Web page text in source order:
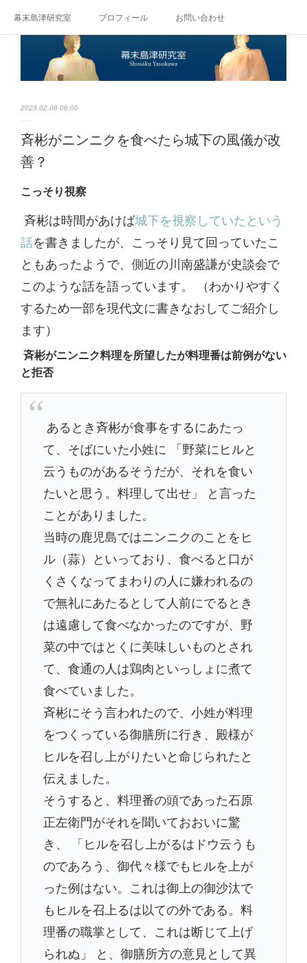
幕末島津研究室 プロフィール お問い合わせ
2023.02.08 06:00
斉彬がニンニクを食べたら城下の風儀が改
善？
こっそり視察
斉彬は時間があけば城下を視察していたという
話を書きましたが、こっそり見て回っていたこ
ともあったようで、側近の川南盛謙が史談会で
このような話を語っています。 （わかりやすく
するため一部を現代文に書きなおしてご紹介し
ます）
斉彬がニンニク料理を所望したが料理番は前例がない
と拒否
あるとき斉彬が食事をするにあたっ
て、そばにいた小姓に 「野菜にヒルと
云うものがあるそうだが、それを食い
たいと思う。料理して出せ」 と言った
ことがありました。
当時の鹿児島ではニンニクのことをヒ
ル（蒜）といっており、食べると口が
くさくなってまわりの人に嫌われるの
で無礼にあたるとして人前にでるとき
は遠慮して食べなかったのですが、野
菜の中ではとくに美味しいものとされ
て、食通の人は鶏肉といっしょに煮て
食べていました。
斉彬にそう言われたので、小姓が料理
をつくっている御膳所に行き、殿様が
ヒルを召し上がりたいと命じられたと
伝えました。
そうすると、料理番の頭であった石原
正左衛門がそれを聞いておおいに驚
き、 「ヒルを召し上がるはドウ云うも
のであろう、御代々様でもヒルを上が
った例はない。これは御上の御沙汰で
もヒルを召上るは以ての外である。料
理番の職掌として、これは断じて上げ
られぬ」 と、御膳所方の意見として異